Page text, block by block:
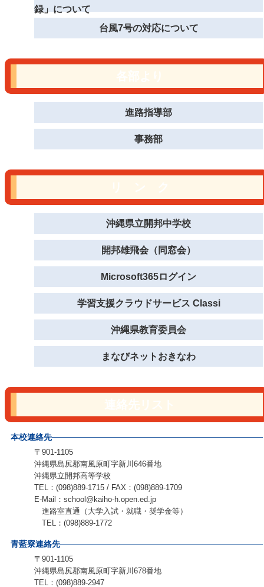
録」について
台風7号の対応について
進路指導部
事務部
沖縄県立開邦中学校
開邦雄飛会（同窓会）
Microsoft365ログイン
学習支援クラウドサービス Classi
沖縄県教育委員会
まなびネットおきなわ
本校連絡先
〒901-1105
沖縄県島尻郡南風原町字新川646番地
沖縄県立開邦高等学校
TEL：(098)889-1715 / FAX：(098)889-1709
E-Mail：school@kaiho-h.open.ed.jp
進路室直通（大学入試・就職・奨学金等）
TEL：(098)889-1772
青藍寮連絡先
〒901-1105
沖縄県島尻郡南風原町字新川678番地
TEL：(098)889-2947